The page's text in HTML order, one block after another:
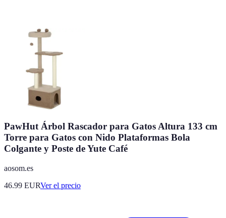
PawHut Árbol Rascador para Gatos Altura 133 cm
Torre para Gatos con Nido Plataformas Bola
Colgante y Poste de Yute Café
aosom.es
46.99 EURVer el precio